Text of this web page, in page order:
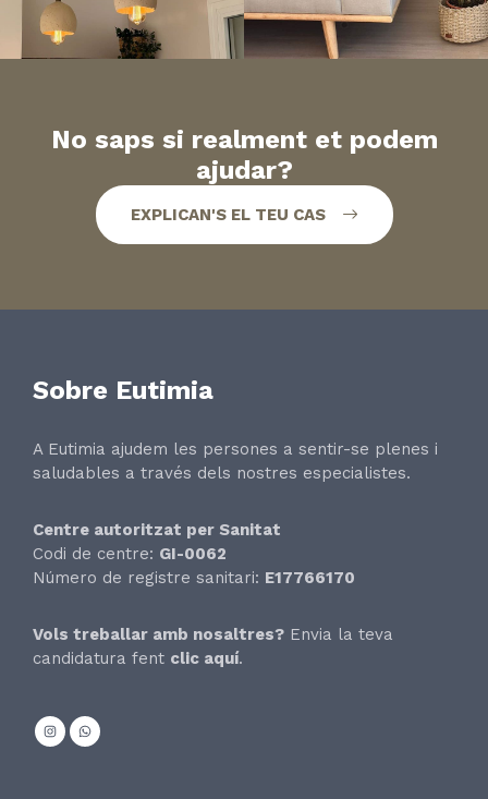
No saps si realment et podem
ajudar?
EXPLICAN'S EL TEU CAS
Sobre Eutimia
A Eutimia ajudem les persones a sentir-se plenes i
saludables a través dels nostres especialistes.
Centre autoritzat per Sanitat
Codi de centre: GI-0062
Número de registre sanitari: E17766170
Vols treballar amb nosaltres? Envia la teva
candidatura fent clic aquí.